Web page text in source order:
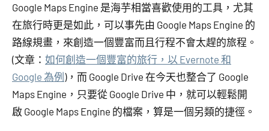
芋
Google Maps Engine 是海芋相當喜歡使用的工具，尤其
在旅行時更是如此，可以事先由 Google Maps Engine 的
路線規畫，來創造一個豐富而且行程不會太趕的旅程。
(文章： 如何創造一個豐富的旅行，以 Evernote 和
Google 為例)，而 Google Drive 在今天也整合了 Google
Maps Engine，只要從 Google Drive 中，就可以輕鬆開
啟 Google Maps Engine 的檔案，算是一個另類的捷徑。